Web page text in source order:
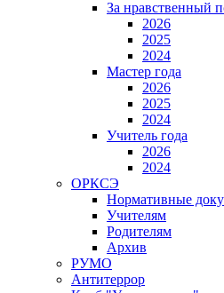
За нравственный
2026
2025
2024
Мастер года
2026
2025
2024
Учитель года
2026
2024
ОРКСЭ
Нормативные
Учителям
Родителям
Архив
РУМО
Антитеррор